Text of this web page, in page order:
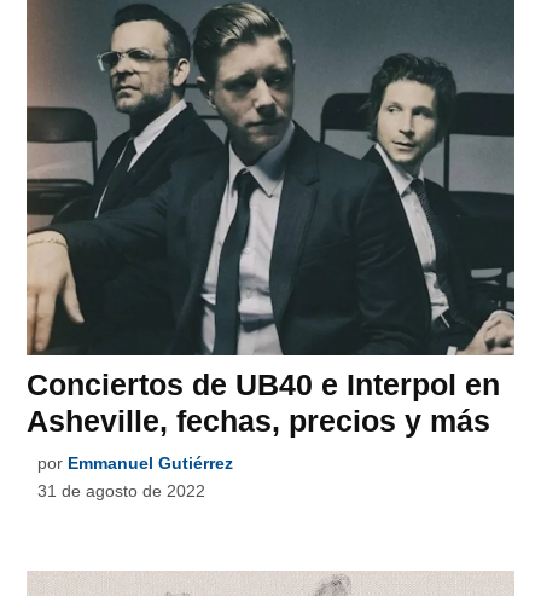
Conciertos de UB40 e Interpol en
Asheville, fechas, precios y más
por Emmanuel Gutiérrez
31 de agosto de 2022